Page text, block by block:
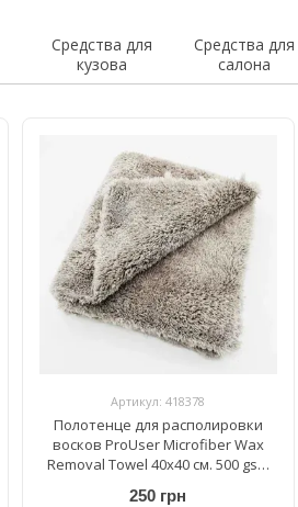
Средства для
кузова
Средства для
салона
Артикул: 418378
Полотенце для располировки
восков ProUser Microfiber Wax
Removal Towel 40x40 см. 500 gsm
250 грн